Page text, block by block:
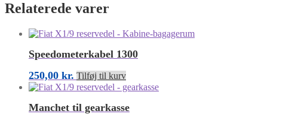
Relaterede varer
Speedometerkabel 1300
250,00 kr. Tilføj til kurv
Manchet til gearkasse